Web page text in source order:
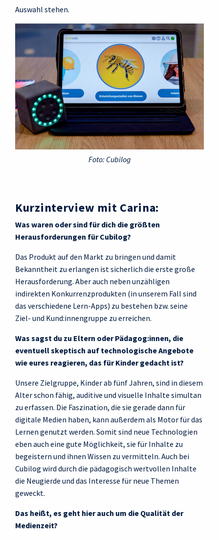
Auswahl stehen.
Foto: Cubilog
Kurzinterview mit Carina:
Was waren oder sind für dich die größten
Herausforderungen für Cubilog?
Das Produkt auf den Markt zu bringen und damit
Bekanntheit zu erlangen ist sicherlich die erste große
Herausforderung. Aber auch neben unzähligen
indirekten Konkurrenzprodukten (in unserem Fall sind
das verschiedene Lern-Apps) zu bestehen bzw. seine
Ziel- und Kund:innengruppe zu erreichen.
Was sagst du zu Eltern oder Pädagog:innen, die
eventuell skeptisch auf technologische Angebote
wie eures reagieren, das für Kinder gedacht ist?
Unsere Zielgruppe, Kinder ab fünf Jahren, sind in diesem
Alter schon fähig, auditive und visuelle Inhalte simultan
zu erfassen. Die Faszination, die sie gerade dann für
digitale Medien haben, kann außerdem als Motor für das
Lernen genutzt werden. Somit sind neue Technologien
eben auch eine gute Möglichkeit, sie für Inhalte zu
begeistern und ihnen Wissen zu vermitteln. Auch bei
Cubilog wird durch die pädagogisch wertvollen Inhalte
die Neugierde und das Interesse für neue Themen
geweckt.
Das heißt, es geht hier auch um die Qualität der
Medienzeit?